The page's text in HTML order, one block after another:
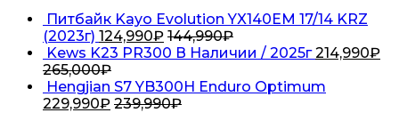
Питбайк Kayo Evolution YX140EM 17/14 KRZ
(2023г) 124,990₽ 144,990₽
Kews K23 PR300 В Наличии / 2025г 214,990₽
265,000₽
Hengjian S7 YB300H Enduro Optimum
229,990₽ 239,990₽